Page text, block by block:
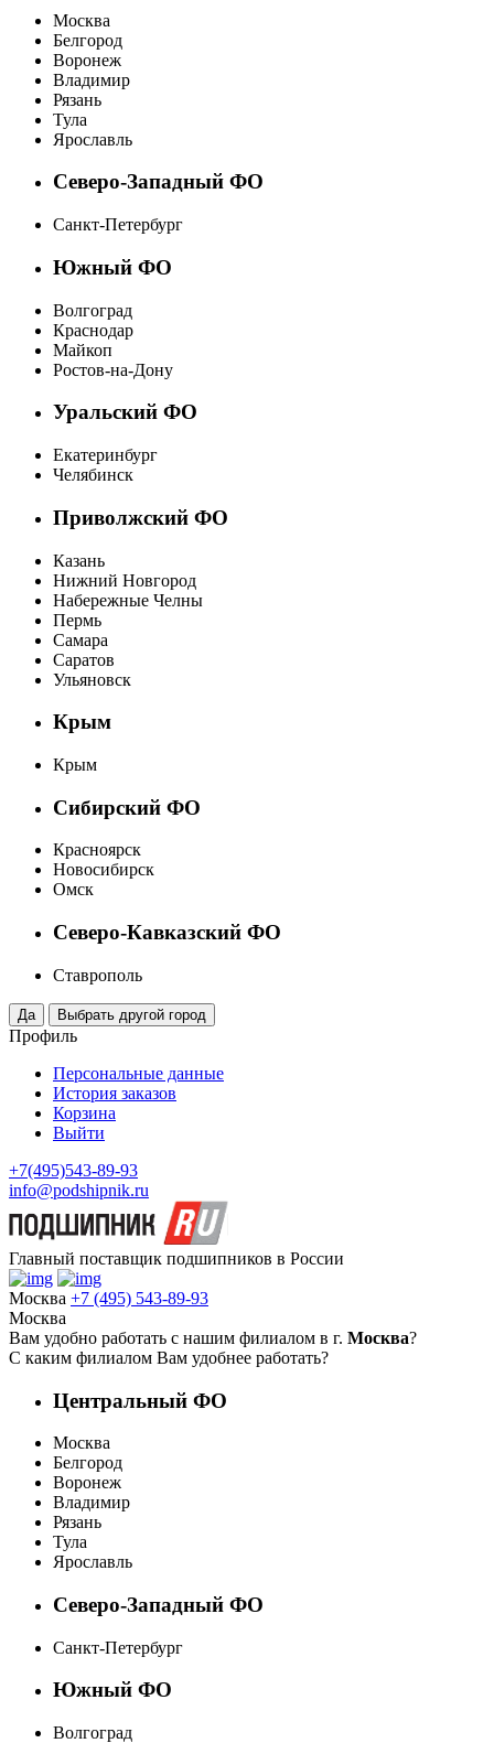
Москва
Белгород
Воронеж
Владимир
Рязань
Тула
Ярославль
Северо-Западный ФО
Санкт-Петербург
Южный ФО
Волгоград
Краснодар
Майкоп
Ростов-на-Дону
Уральский ФО
Екатеринбург
Челябинск
Приволжский ФО
Казань
Нижний Новгород
Набережные Челны
Пермь
Самара
Саратов
Ульяновск
Крым
Крым
Сибирский ФО
Красноярск
Новосибирск
Омск
Северо-Кавказский ФО
Ставрополь
Профиль
Персональные данные
История заказов
Корзина
Выйти
+7(495)543-89-93
info@podshipnik.ru
Главный поставщик подшипников в России
Москва +7 (495) 543-89-93
Москва
Вам удобно работать с нашим филиалом в г. Москва?
С каким филиалом Вам удобнее работать?
Центральный ФО
Москва
Белгород
Воронеж
Владимир
Рязань
Тула
Ярославль
Северо-Западный ФО
Санкт-Петербург
Южный ФО
Волгоград